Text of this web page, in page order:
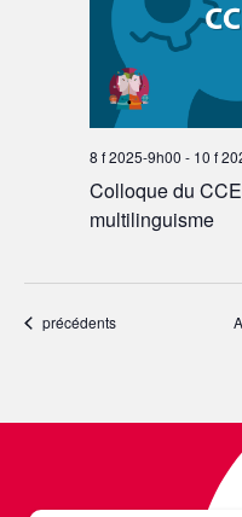
Colloque du
multilinguisme
8 f 2025-9h00 - 10 f
Événements
précédents